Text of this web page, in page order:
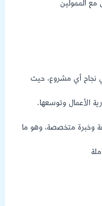
نجاح أي مشروع، حيث
الأعمال وتوسعها.
وخبرة متخصصة، وهو ما